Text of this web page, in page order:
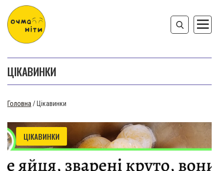
ЦІКАВИНКИ
Головна / Цікавинки
ЦІКАВИНКИ